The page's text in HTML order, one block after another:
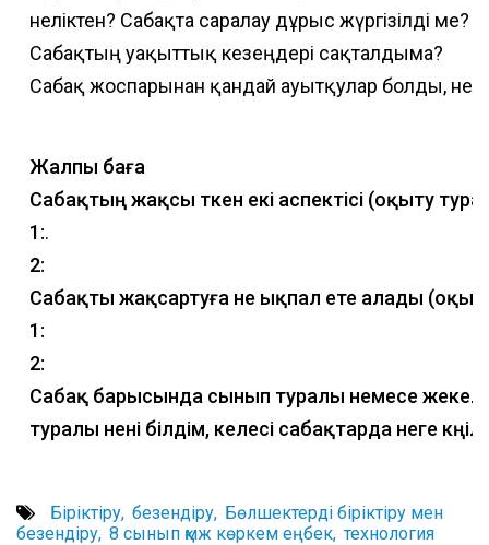
неліктен? Сабақта саралау дұрыс жүргізілді ме?
Сабақтың уақыттық кезеңдері сақталдыма?
Сабақ жоспарынан қандай ауытқулар болды,
Жалпы баға
Сабақтың жақсы өткен екі аспектісі (оқыту
1:.
2:
Сабақты жақсартуға не ықпал ете алады
1:
2:
Сабақ барысында сынып туралы немесе
туралы нені білдім, келесі сабақтарда неге
Біріктіру безендіру Бөлшектерді біріктіру мен
безендіру 8 сынып қмж көркем еңбек технология